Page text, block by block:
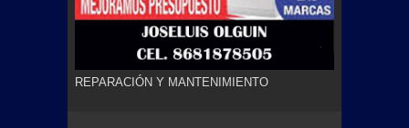
REPARACIÓN Y MANTENIMIENTO